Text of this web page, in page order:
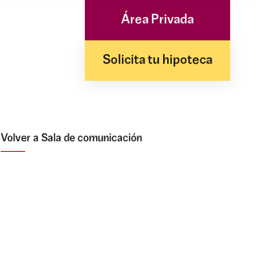
Área Privada
Solicita tu hipoteca
Volver a Sala de comunicación